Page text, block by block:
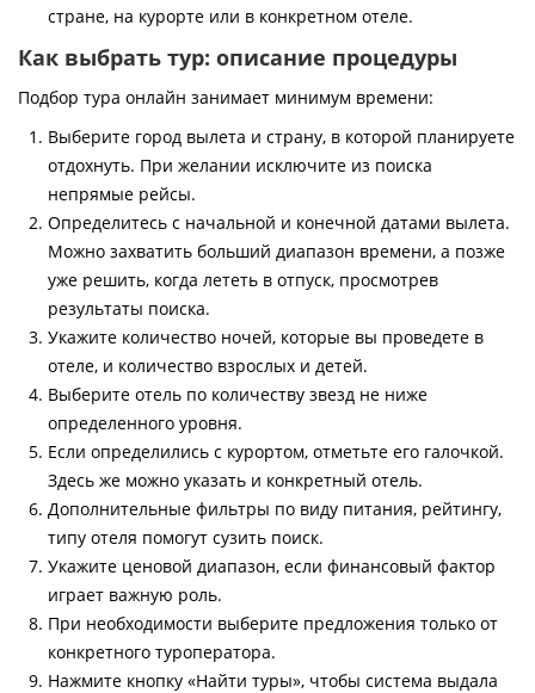
стране, на курорте или в конкретном отеле.
Как выбрать тур: описание процедуры
Подбор тура онлайн занимает минимум времени:
Выберите город вылета и страну, в которой планируете
отдохнуть. При желании исключите из поиска
непрямые рейсы.
Определитесь с начальной и конечной датами вылета.
Можно захватить больший диапазон времени, а позже
уже решить, когда лететь в отпуск, просмотрев
результаты поиска.
Укажите количество ночей, которые вы проведете в
отеле, и количество взрослых и детей.
Выберите отель по количеству звезд не ниже
определенного уровня.
Если определились с курортом, отметьте его галочкой.
Здесь же можно указать и конкретный отель.
Дополнительные фильтры по виду питания, рейтингу,
типу отеля помогут сузить поиск.
Укажите ценовой диапазон, если финансовый фактор
играет важную роль.
При необходимости выберите предложения только от
конкретного туроператора.
Нажмите кнопку «Найти туры», чтобы система выдала